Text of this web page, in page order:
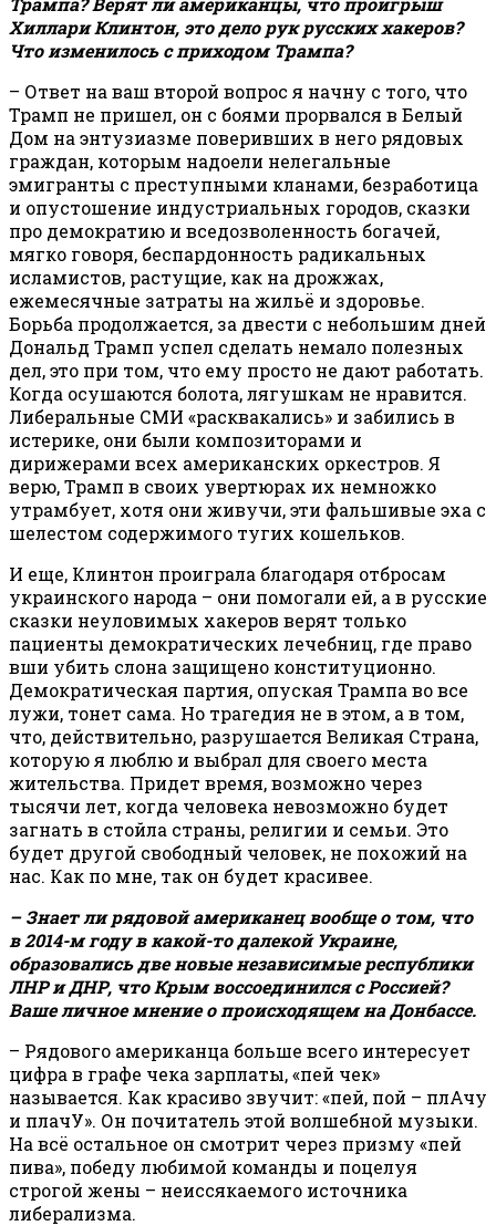
Хиллари Клинтон, это дело рук русских хакеров?
Что изменилось с приходом Трампа?
– Ответ на ваш второй вопрос я начну с того, что
Трамп не пришел, он с боями прорвался в Белый
Дом на энтузиазме поверивших в него рядовых
граждан, которым надоели нелегальные
эмигранты с преступными кланами, безработица
и опустошение индустриальных городов, сказки
про демократию и вседозволенность богачей,
мягко говоря, беспардонность радикальных
исламистов, растущие, как на дрожжах,
ежемесячные затраты на жильё и здоровье.
Борьба продолжается, за двести с небольшим дней
Дональд Трамп успел сделать немало полезных
дел, это при том, что ему просто не дают работать.
Когда осушаются болота, лягушкам не нравится.
Либеральные СМИ «расквакались» и забились в
истерике, они были композиторами и
дирижерами всех американских оркестров. Я
верю, Трамп в своих увертюрах их немножко
утрамбует, хотя они живучи, эти фальшивые эха с
шелестом содержимого тугих кошельков.
И еще, Клинтон проиграла благодаря отбросам
украинского народа – они помогали ей, а в русские
сказки неуловимых хакеров верят только
пациенты демократических лечебниц, где право
вши убить слона защищено конституционно.
Демократическая партия, опуская Трампа во все
лужи, тонет сама. Но трагедия не в этом, а в том,
что, действительно, разрушается Великая Страна,
которую я люблю и выбрал для своего места
жительства. Придет время, возможно через
тысячи лет, когда человека невозможно будет
загнать в стойла страны, религии и семьи. Это
будет другой свободный человек, не похожий на
нас. Как по мне, так он будет красивее.
– Знает ли рядовой американец вообще о том, что
в 2014-м году в какой-то далекой Украине,
образовались две новые независимые республики
ЛНР и ДНР, что Крым воссоединился с Россией?
Ваше личное мнение о происходящем на Донбассе.
– Рядового американца больше всего интересует
цифра в графе чека зарплаты, «пей чек»
называется. Как красиво звучит: «пей, пой – плАчу
и плачУ». Он почитатель этой волшебной музыки.
На всё остальное он смотрит через призму «пей
пива», победу любимой команды и поцелуя
строгой жены – неиссякаемого источника
либерализма.